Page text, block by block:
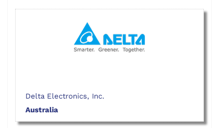
Delta Electronics, Inc.
Australia